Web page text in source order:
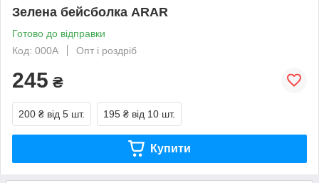
Зелена бейсболка АRAR
Готово до відправки
Код: 000A
Опт і роздріб
245 ₴
200 ₴ від 5 шт. 195 ₴ від 10 шт.
Купити